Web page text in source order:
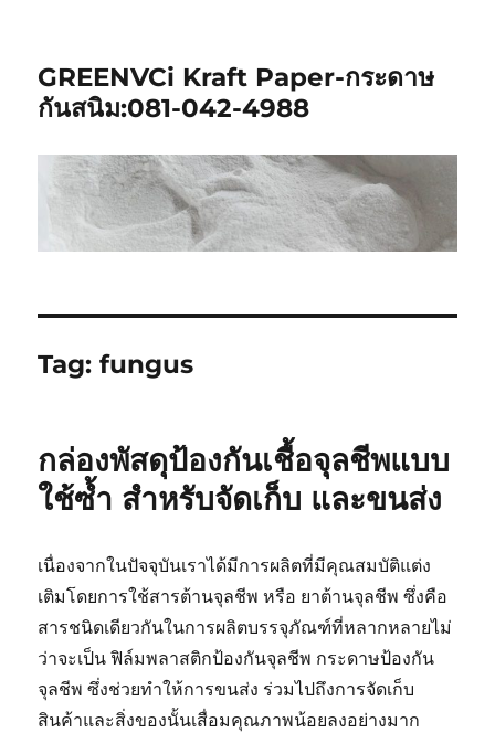
GREENVCi Kraft Paper-กระดาษ
กันสนิม:081-042-4988
Tag:fungus
กล่องพัสดุป้องกันเชื้อจุลชีพแบบ
ใช้ซ้ำ สำหรับจัดเก็บ และขนส่ง
เนื่องจากในปัจจุบันเราได้มีการผลิตที่มีคุณสมบัติแต่ง
เติมโดยการใช้สารต้านจุลชีพ หรือ ยาต้านจุลชีพ ซึ่งคือ
สารชนิดเดียวกันในการผลิตบรรจุภัณฑ์ที่หลากหลายไม่
ว่าจะเป็น ฟิล์มพลาสติกป้องกันจุลชีพ กระดาษป้องกัน
จุลชีพ ซึ่งช่วยทำให้การขนส่ง ร่วมไปถึงการจัดเก็บ
สินค้าและสิ่งของนั้นเสื่อมคุณภาพน้อยลงอย่างมาก